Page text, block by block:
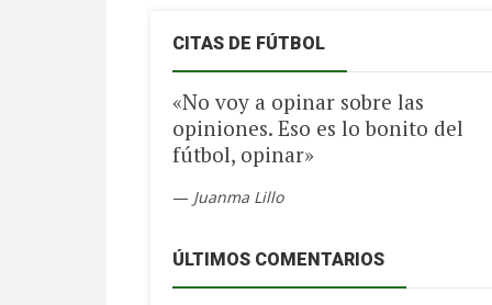
CITAS DE FÚTBOL
«No voy a opinar sobre las
opiniones. Eso es lo bonito del
fútbol, opinar»
— Juanma Lillo
ÚLTIMOS COMENTARIOS